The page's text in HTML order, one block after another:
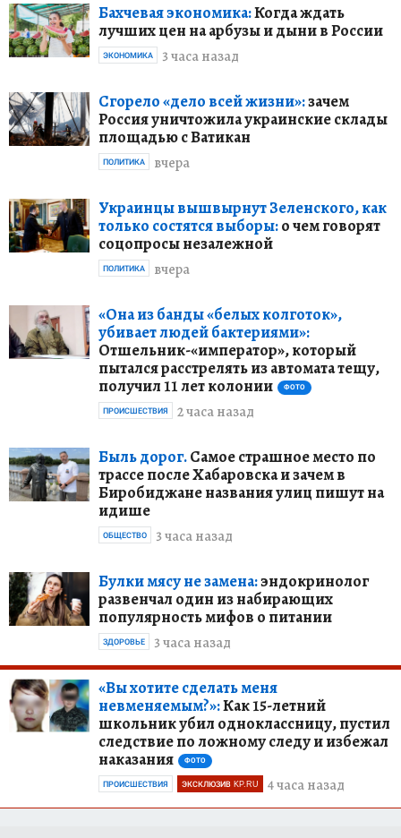
Бахчевая экономика:Когда ждать
лучших цен на арбузы и дыни в России
3 часа назад
ЭКОНОМИКА
Сгорело «дело всей жизни»:зачем
Россия уничтожила украинские склады
площадью с Ватикан
вчера
ПОЛИТИКА
Украинцы вышвырнут Зеленского, как
только состятся выборы:о чем говорят
соцопросы незалежной
вчера
ПОЛИТИКА
«Она из банды «белых колготок»,
убивает людей бактериями»:
Отшельник-«император», который
пытался расстрелять из автомата тещу,
получил 11 лет колонии
ФОТО
2 часа назад
ПРОИСШЕСТВИЯ
Быль дорог.Самое страшное место по
трассе после Хабаровска и зачем в
Биробиджане названия улиц пишут на
идише
3 часа назад
ОБЩЕСТВО
Булки мясу не замена:эндокринолог
развенчал один из набирающих
популярность мифов о питании
3 часа назад
ЗДОРОВЬЕ
«Вы хотите сделать меня
невменяемым?»:Как 15-летний
школьник убил одноклассницу, пустил
следствие по ложному следу и избежал
наказания
ФОТО
4 часа назад
ПРОИСШЕСТВИЯ ЭКСКЛЮЗИВ KP.RU